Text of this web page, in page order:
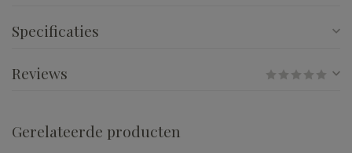
Specificaties
Reviews
Gerelateerde producten